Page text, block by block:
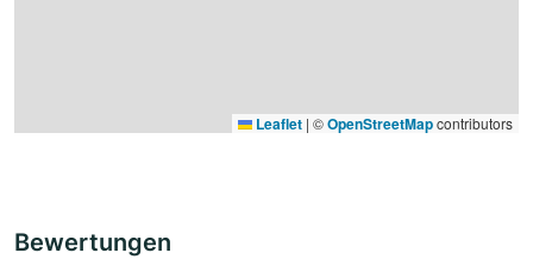
Leaflet | ©OpenStreetMapcontributors
Bewertungen